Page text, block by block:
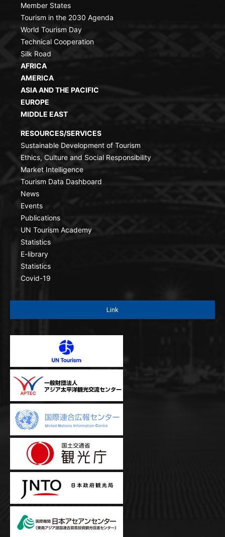
Member States
Tourism in the 2030 Agenda
World Tourism Day
Technical Cooperation
Silk Road
AFRICA
AMERICA
ASIA AND THE PACIFIC
EUROPE
MIDDLE EAST
RESOURCES/SERVICES
Sustainable Development of Tourism
Ethics, Culture and Social Responsibility
Market Intelligence
Tourism Data Dashboard
News
Events
Publications
UN Tourism Academy
Statistics
E-library
Statistics
Covid-19
Link